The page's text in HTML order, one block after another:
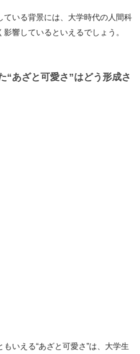
ている背景には、大学時代の人間科
響しているといえるでしょう。
“あざと可愛さ”はどう形成さ
いえる“あざと可愛さ”は、大学生